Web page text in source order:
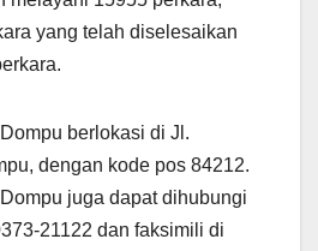
yang telah diselesaikan
berlokasi di Jl.
dengan kode pos 84212.
juga dapat dihubungi
21122 dan faksimili di